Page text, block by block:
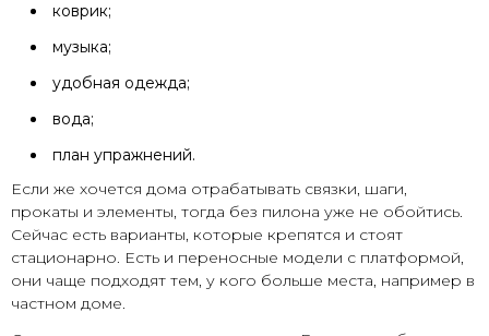
коврик;
музыка;
удобная одежда;
вода;
план упражнений.
Если же хочется дома отрабатывать связки, шаги,
прокаты и элементы, тогда без пилона уже не обойтись.
Сейчас есть варианты, которые крепятся и стоят
стационарно. Есть и переносные модели с платформой,
они чаще подходят тем, у кого больше места, например в
частном доме.